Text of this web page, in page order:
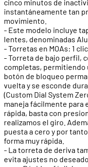
cinco minutos de
instantáneamente tan
movimiento.
- Este modelo incluye
lentes, denominadas
- Torretas en MOAs: 1 clic
- Torreta de bajo perfil,
completas, permitiendo
botón de bloqueo
vuelta y se esconde
(Custom Dial System
maneja fácilmente para
rápida, basta con
realizamos el giro.
puesta a cero y por
forma muy rápida.
- La torreta de deriva
evita ajustes no